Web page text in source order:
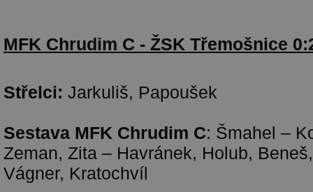
MFK Chrudim C - ŽSK Třemošnice
Střelci: Jarkuliš, Papoušek
Sestava MFK Chrudim C: Šmahel –
Zeman, Zita – Havránek, Holub,
Vágner, Kratochvíl